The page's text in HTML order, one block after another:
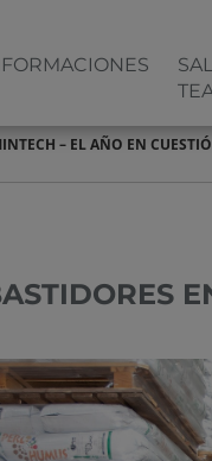
– EL AÑO EN